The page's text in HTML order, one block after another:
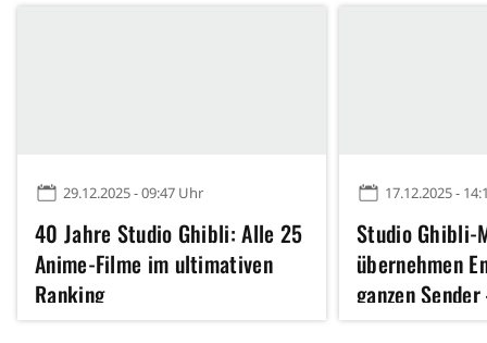
29.12.2025 - 09:47 Uhr
40 Jahre Studio Ghibli: Alle 25
Anime-Filme im ultimativen
Ranking
17.12.2025 -
Studio Ghibli-
übernehmen
ganzen
Stunden